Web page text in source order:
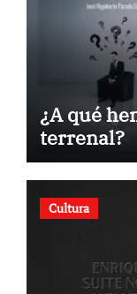
¿A qué
terrenal?
Cultura